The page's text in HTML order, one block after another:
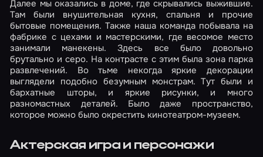
Далее мы оказались в доме, где скрывались выжившие.
Там были внушительная кухня, спальня и прочие
бытовые помещения. Также наша команда побывала на
фабрике с цехами и мастерскими, где весомое место
занимали манекены. Здесь все было довольно
брутально и серо. На контрасте с этим была зона парка
развлечений. Во тьме некогда яркие декорации
выглядели подобно безумным монстрам. Тут были и
бархатные шторы, и яркие рисунки, и много
разномастных деталей. Было даже пространство,
которое можно было окрестить кинотеатром-музеем.
Актерская игра и персонажи